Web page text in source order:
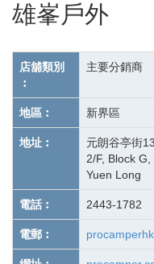
雄峯戶外
店舖類別
︰
主要分銷商
地區︰ 新界區
地址︰
元朗谷亭街
2/F, Block
Yuen Long
電話︰ 2443-1782
電郵︰